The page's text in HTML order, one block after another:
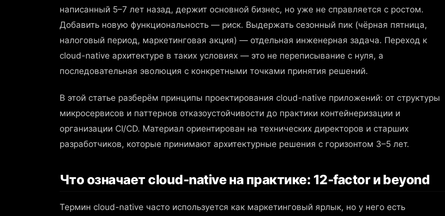
написанный 5–7 лет назад, держит основной бизнес, но уже не справляется с ростом.
Добавить новую функциональность — риск. Выдержать сезонный пик (чёрная пятница,
налоговый период, маркетинговая акция) — отдельная инженерная задача. Переход к
cloud-native архитектуре в таких условиях — это не переписывание с нуля, а
последовательная эволюция с конкретными точками принятия решений.
В этой статье разберём принципы проектирования cloud-native приложений: от структуры
микросервисов и паттернов отказоустойчивости до практики контейнеризации и
организации CI/CD. Материал ориентирован на технических директоров и старших
разработчиков, которые принимают архитектурные решения с горизонтом 3–5 лет.
Что означает cloud-native на практике: 12-factor и beyond
Термин cloud-native часто используется как маркетинговый ярлык, но у него есть